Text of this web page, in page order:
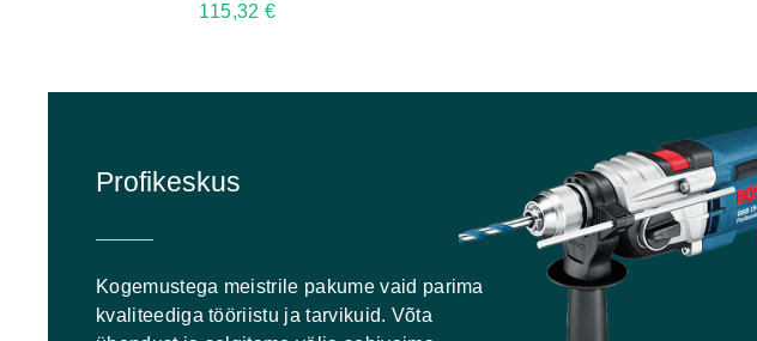
115,32 €
Profikeskus
Kogemustega meistrile pakume vaid parima
kvaliteediga tööriistu ja tarvikuid. Võta